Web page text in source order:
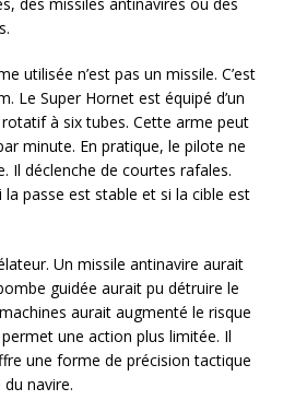
utilisée n’est pas un missile. C’est
Le Super Hornet est équipé d’un
à six tubes. Cette arme peut
minute. En pratique, le pilote ne
Il déclenche de courtes rafales.
passe est stable et si la cible est
Un missile antinavire aurait
guidée aurait pu détruire le
aurait augmenté le risque
une action plus limitée. Il
une forme de précision tactique
navire.